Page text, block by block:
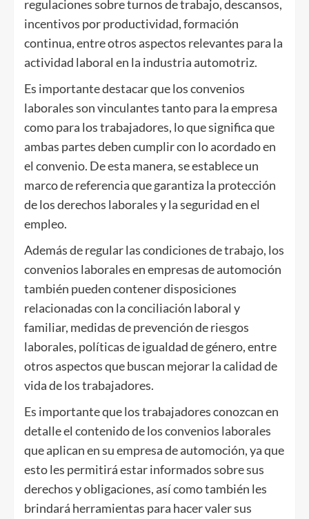
regulaciones sobre turnos de trabajo, descansos,
incentivos por productividad, formación
continua, entre otros aspectos relevantes para la
actividad laboral en la industria automotriz.
Es importante destacar que los convenios
laborales son vinculantes tanto para la empresa
como para los trabajadores, lo que significa que
ambas partes deben cumplir con lo acordado en
el convenio. De esta manera, se establece un
marco de referencia que garantiza la protección
de los derechos laborales y la seguridad en el
empleo.
Además de regular las condiciones de trabajo, los
convenios laborales en empresas de automoción
también pueden contener disposiciones
relacionadas con la conciliación laboral y
familiar, medidas de prevención de riesgos
laborales, políticas de igualdad de género, entre
otros aspectos que buscan mejorar la calidad de
vida de los trabajadores.
Es importante que los trabajadores conozcan en
detalle el contenido de los convenios laborales
que aplican en su empresa de automoción, ya que
esto les permitirá estar informados sobre sus
derechos y obligaciones, así como también les
brindará herramientas para hacer valer sus